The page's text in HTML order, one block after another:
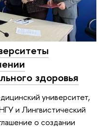
здоровья
университет,
и Лингвистический
о создании